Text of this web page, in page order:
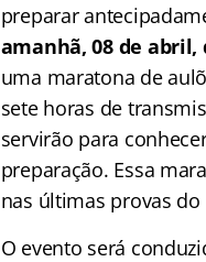
preparar
amanhã, 08 de abril,
uma maratona de
sete horas de
servirão para
preparação. Essa
nas últimas provas do
O evento será